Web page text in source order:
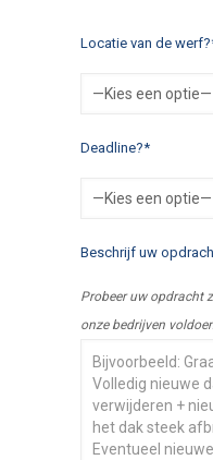
Locatie van de
Deadline?*
Beschrijf uw
Probeer uw opdracht
onze bedrijven